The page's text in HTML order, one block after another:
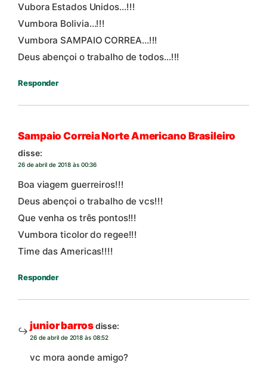
Vubora Estados Unidos…!!!
Vumbora Bolivia…!!!
Vumbora SAMPAIO CORREA…!!!
Deus abençoi o trabalho de todos…!!!
Responder
Sampaio Correia Norte Americano Brasileiro
disse:
26 de abril de 2018 às 00:36
Boa viagem guerreiros!!!
Deus abençoi o trabalho de vcs!!!
Que venha os três pontos!!!
Vumbora ticolor do regee!!!
Time das Americas!!!!
Responder
junior barrosdisse:
26 de abril de 2018 às 08:52
vc mora aonde amigo?